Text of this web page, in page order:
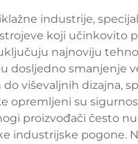
industrije,
koji učinkovito
najnoviju
smanjenje
viševaljnih dizajna,
opremljeni su
proizvođači često
industrijske pogone.